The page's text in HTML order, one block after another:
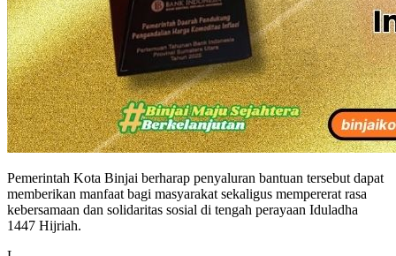
Pemerintah Kota Binjai berharap penyaluran bantuan tersebut dapat
memberikan manfaat bagi masyarakat sekaligus mempererat rasa
kebersamaan dan solidaritas sosial di tengah perayaan Iduladha
1447 Hijriah.